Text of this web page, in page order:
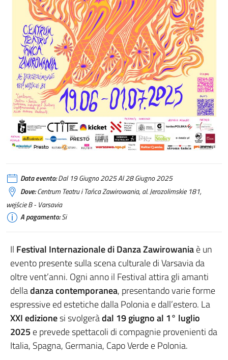
Data evento:Dal 19 Giugno 2025 Al 28 Giugno 2025
Dove:Centrum Teatru i Tańca Zawirowania, al. Jerozolimskie 181,
wejście B - Varsavia
A pagamento:Si
Il Festival Internazionale di Danza Zawirowaniaè un
evento presente sulla scena culturale di Varsavia da
oltre vent’anni. Ogni anno il Festival attira gli amanti
delladanza contemporanea, presentando varie forme
espressive ed estetiche dalla Polonia e dall’estero. La
XXI edizionesi svolgeràdal 19 giugno al 1° luglio
2025 e prevede spettacoli di compagnie provenienti da
Italia, Spagna, Germania, Capo Verde e Polonia.